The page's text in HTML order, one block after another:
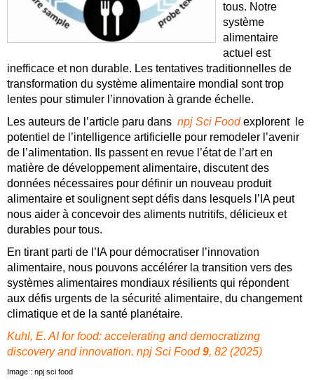
tous. Notre
système
alimentaire
actuel est
inefficace et non durable. Les tentatives traditionnelles de
transformation du système alimentaire mondial sont trop
lentes pour stimuler l’innovation à grande échelle.
Les auteurs de l’article paru dans npj Sci Foodexplorent le
potentiel de l’intelligence artificielle pour remodeler l’avenir
de l’alimentation. Ils passent en revue l’état de l’art en
matière de développement alimentaire, discutent des
données nécessaires pour définir un nouveau produit
alimentaire et soulignent sept défis dans lesquels l’IA peut
nous aider à concevoir des aliments nutritifs, délicieux et
durables pour tous.
En tirant parti de l’IA pour démocratiser l’innovation
alimentaire, nous pouvons accélérer la transition vers des
systèmes alimentaires mondiaux résilients qui répondent
aux défis urgents de la sécurité alimentaire, du changement
climatique et de la santé planétaire.
Kuhl, E. AI for food: accelerating and democratizing
discovery and innovation. npj Sci Food 9, 82 (2025)
Image : npj sci food